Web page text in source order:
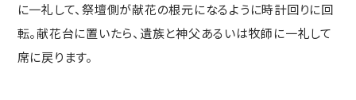
に一礼して、祭壇側が献花の根元になるように時計回りに回
転。献花台に置いたら、遺族と神父あるいは牧師に一礼して
席に戻ります。